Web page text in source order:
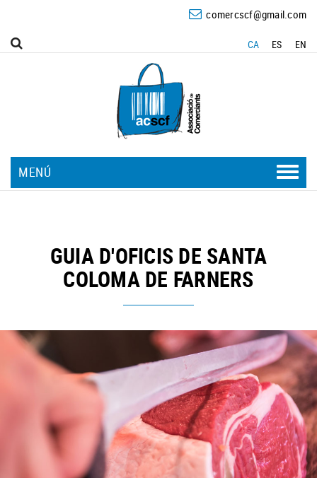
comercscf@gmail.com
CA ES EN
MENÚ
GUIA D'OFICIS DE SANTA
COLOMA DE FARNERS
FLORISTA